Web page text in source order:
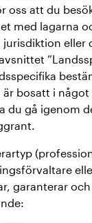
oss att du
med lagarna
eller
bosatt i något
du gå igenom
garanterar